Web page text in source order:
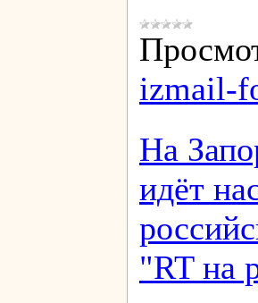
izmail-
На
идёт
"RT на